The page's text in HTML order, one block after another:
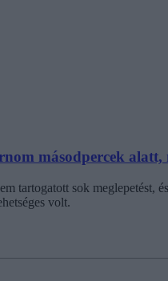
másodpercek
tartogatott sok
volt.